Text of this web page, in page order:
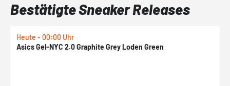
Bestätigte Sneaker Releases
Heute - 00:00 Uhr
Asics Gel-NYC 2.0 Graphite Grey Loden Green